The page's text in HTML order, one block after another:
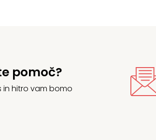
pomoč?
in hitro vam bomo